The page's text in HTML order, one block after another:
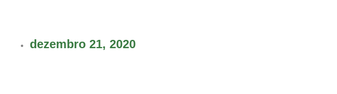
dezembro 21, 2020